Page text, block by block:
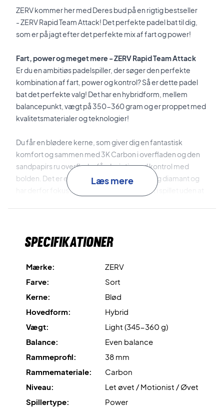
ZERV kommer her med Deres bud på en rigtig bestseller
- ZERV Rapid Team Attack! Det perfekte padel bat til dig,
som er på jagt efter det perfekte mix af fart og power!
Fart, power og meget mere - ZERV Rapid Team Attack
Er du en ambitiøs padelspiller, der søger den perfekte
kombination af fart, power og kontrol? Så er dette padel
bat det perfekte valg! Det har en hybridform, mellem
balancepunkt, vægt på 350-360 gram og er proppet med
kvalitetsmaterialer og teknologier!
Du får en blødere kerne, som giver dig en fantastisk
komfort og sammen med 3K Carbon i overfladen og den
sandpapirs ru overflade, får du rigtig god kontrol med
bolden. Det er et hybrid bat mellem dråbe og diamant og
har derfor fokus på at give dig lidt mere fart i spillet uden at
lettere øvede og op til den øvede spiller, som spiller på et
resultere i en overflade, der har et suverænt touch,
præcision og power.
Black Pro EVA Soft
er den bløde kerne, som sikrer en
enestående boldføling, output, power og ikke mindst
komfort.
Rough Surface Control
er den ru overfladestruktur, der
fremmer boldkontrollen og spin.
Vibration Absorption Systemer teknologien, der
Læs mere
Specifikationer
Mærke:
ZERV
Farve:
Sort
Kerne:
Blød
Hovedform:
Hybrid
Vægt:
Light (345-360 g)
Balance:
Even balance
Rammeprofil:
38 mm
Rammemateriale:
Carbon
Niveau:
Let øvet / Motionist / Øvet
Spillertype:
Power